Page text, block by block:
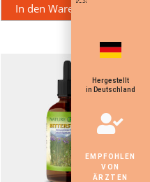
In den Warenkorb
Hergestellt
in Deutschland
EMPFOHLEN
VON
ÄRZTEN